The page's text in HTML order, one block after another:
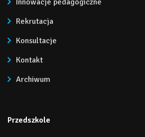
Innowacje pedagogiczne
Rekrutacja
Konsultacje
Kontakt
Archiwum
Przedszkole